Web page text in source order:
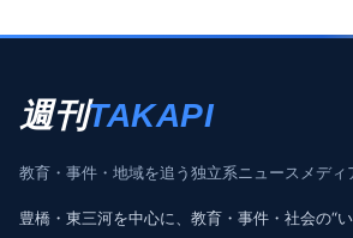
週刊TAKAPI
教育・事件・地域を追う独立系ニュースメディ
豊橋・東三河を中心に、教育・事件・社会の“い